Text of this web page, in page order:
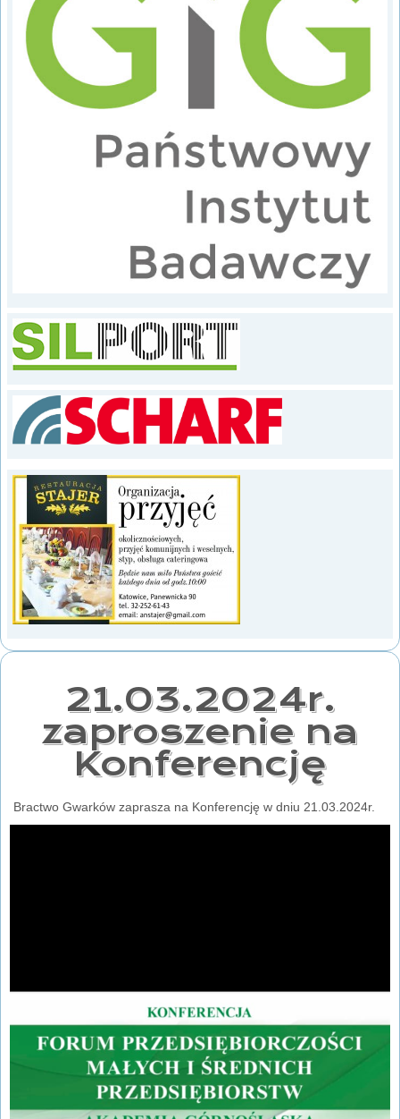
21.03.2024r.
zaproszenie na
Konferencję
Bractwo Gwarków zaprasza na Konferencję w dniu 21.03.2024r.